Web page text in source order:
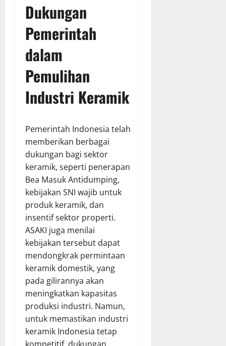
Dukungan
Pemerintah
dalam
Pemulihan
Industri Keramik
Pemerintah Indonesia telah
memberikan berbagai
dukungan bagi sektor
keramik, seperti penerapan
Bea Masuk Antidumping,
kebijakan SNI wajib untuk
produk keramik, dan
insentif sektor properti.
ASAKI juga menilai
kebijakan tersebut dapat
mendongkrak permintaan
keramik domestik, yang
pada gilirannya akan
meningkatkan kapasitas
produksi industri. Namun,
untuk memastikan industri
keramik Indonesia tetap